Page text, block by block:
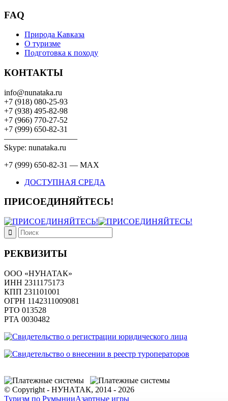
FAQ
Природа Кавказа
О туризме
Подготовка к походу
КОНТАКТЫ
info@nunataka.ru
+7 (918) 080-25-93
+7 (938) 495-82-98
+7 (966) 770-27-52
+7 (999) 650-82-31
—————————
Skype: nunataka.ru
+7 (999) 650-82-31 — MAX
ДОСТУПНАЯ СРЕДА
ПРИСОЕДИНЯЙТЕСЬ!
РЕКВИЗИТЫ
ООО «НУНАТАК»
ИНН 2311175173
КПП 231101001
ОГРН 1142311009081
PTO 013528
РТА 0030482
© Copyright - НУНАТАК, 2014 - 2026
Туризм по РумынииАзартные игры